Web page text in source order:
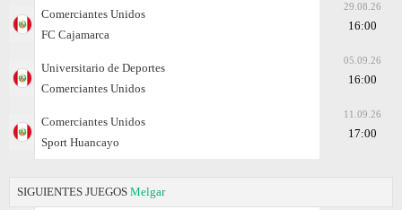
Comerciantes Unidos
FC Cajamarca
29.08.26
16:00
Universitario de Deportes
Comerciantes Unidos
05.09.26
16:00
Comerciantes Unidos
Sport Huancayo
11.09.26
17:00
SIGUIENTES JUEGOS Melgar